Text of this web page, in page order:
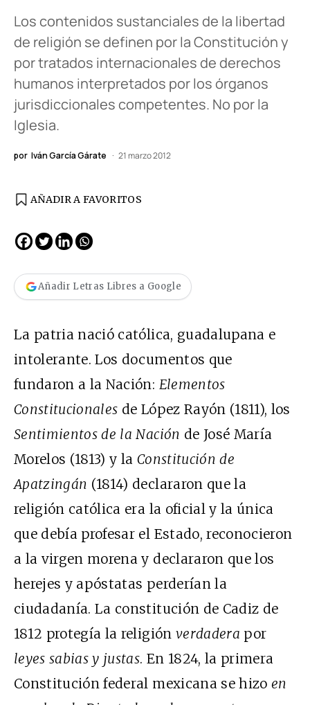
Los contenidos sustanciales de la libertad
de religión se definen por la Constitución y
por tratados internacionales de derechos
humanos interpretados por los órganos
jurisdiccionales competentes. No por la
Iglesia.
por Iván García Gárate 21 marzo 2012
AÑADIR A FAVORITOS
Añadir Letras Libres a Google
La patria nació católica, guadalupana e
intolerante. Los documentos que
fundaron a la Nación: Elementos
Constitucionales de López Rayón (1811), los
Sentimientos de la Nación de José María
Morelos (1813) y la Constitución de
Apatzingán (1814) declararon que la
religión católica era la oficial y la única
que debía profesar el Estado, reconocieron
a la virgen morena y declararon que los
herejes y apóstatas perderían la
ciudadanía. La constitución de Cadiz de
1812 protegía la religión verdadera por
leyes sabias y justas. En 1824, la primera
Constitución federal mexicana se hizo en